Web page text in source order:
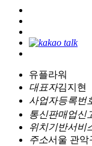
유플라워
대표자김지현
사업자등록번
통신판매업신
위치기반서비
주소서울 관악